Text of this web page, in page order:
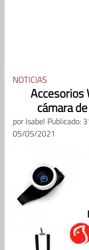
NOTICIAS
Accesorios
cámara
porIsabel Publicado:
05/05/2021